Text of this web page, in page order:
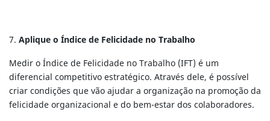
7. Aplique o Índice de Felicidade no Trabalho
Medir o Índice de Felicidade no Trabalho (IFT) é um
diferencial competitivo estratégico. Através dele, é possível
criar condições que vão ajudar a organização na promoção da
felicidade organizacional e do bem-estar dos colaboradores.